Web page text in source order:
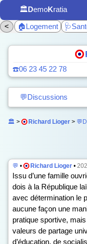
🏛️DemoKratia
<
🏠Logement
☎️06 23 45 22 78
💬Discussions
🏛️ > Richard Lioger >
💬 • Richard Lioger •
Issu d’une famille
dois à la République
avec détermination le
aucune façon une
pratique sportive,
valeurs de partage
d’éducation, de